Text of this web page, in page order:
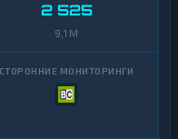
2 525
9,1 M